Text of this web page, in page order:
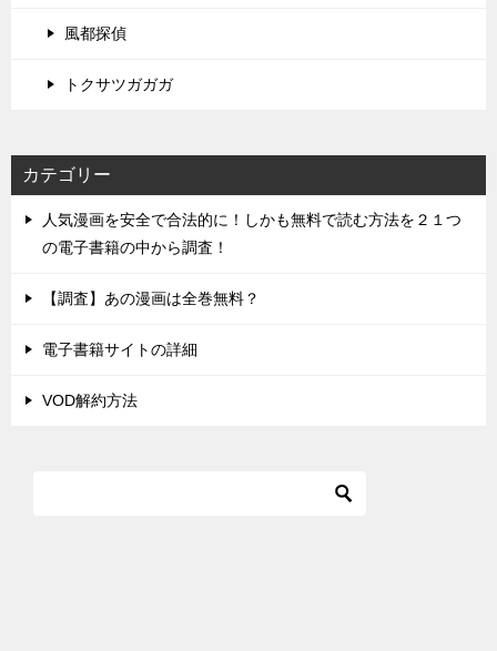
風都探偵
トクサツガガガ
カテゴリー
人気漫画を安全で合法的に！しかも無料で読む方法を２１つ
の電子書籍の中から調査！
【調査】あの漫画は全巻無料？
電子書籍サイトの詳細
VOD解約方法